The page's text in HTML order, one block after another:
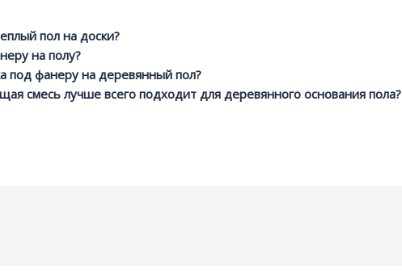
пол на доски?
на полу?
под фанеру на деревянный пол?
смесь лучше всего подходит для деревянного основания пола?